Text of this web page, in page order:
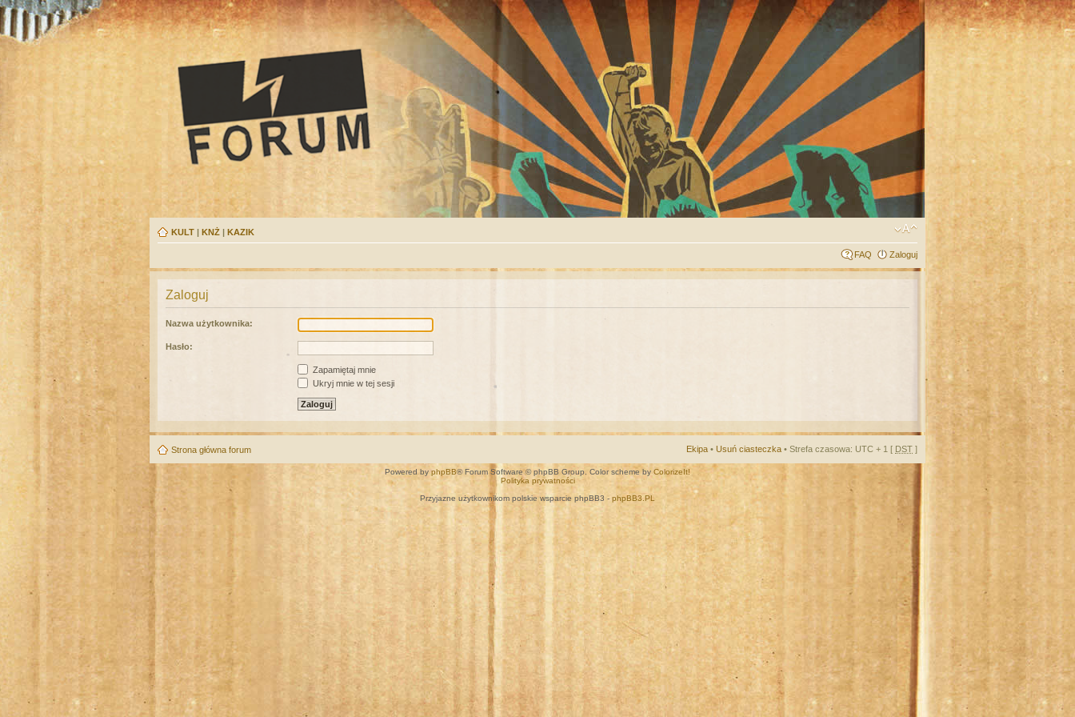
KULT | KNŻ | KAZIK
FAQ Zaloguj
Zaloguj
Nazwa użytkownika:
Hasło:
Zapamiętaj mnie
Ukryj mnie w tej sesji
Strona główna forum Ekipa • Usuń ciasteczka • Strefa czasowa: UTC + 1 [ DST ]
Powered by phpBB® Forum Software © phpBB Group. Color scheme by ColorizeIt!
Polityka prywatności
Przyjazne użytkownikom polskie wsparcie phpBB3 - phpBB3.PL